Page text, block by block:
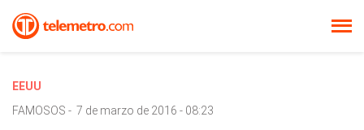
EEUU
FAMOSOS - 7 de marzo de 2016 - 08:23